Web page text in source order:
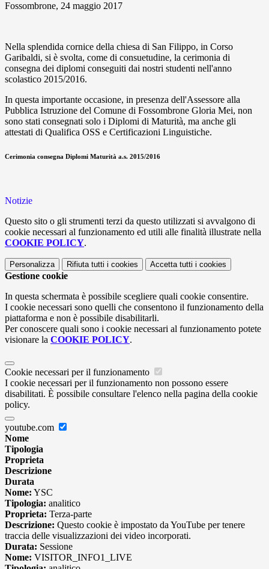
Fossombrone, 24 maggio 2017
Nella splendida cornice della chiesa di San Filippo, in Corso
Garibaldi, si è svolta, come di consuetudine, la cerimonia di
consegna dei diplomi conseguiti dai nostri studenti nell'anno
scolastico 2015/2016.
In questa importante occasione, in presenza dell'Assessore alla
Pubblica Istruzione del Comune di Fossombrone Gloria Mei, non
sono stati consegnati solo i Diplomi di Maturità, ma anche gli
attestati di Qualifica OSS e Certificazioni Linguistiche.
Cerimonia consegna Diplomi Maturità a.s. 2015/2016
Notizie
Questo sito o gli strumenti terzi da questo utilizzati si avvalgono di
cookie necessari al funzionamento ed utili alle finalità illustrate nella
COOKIE POLICY.
Personalizza Rifiuta tutti i cookies Accetta tutti i cookies
Gestione cookie
In questa schermata è possibile scegliere quali cookie consentire.
I cookie necessari sono quelli che consentono il funzionamento della
piattaforma e non è possibile disabilitarli.
Per conoscere quali sono i cookie necessari al funzionamento potete
visionare la COOKIE POLICY.
Cookie necessari per il funzionamento
I cookie necessari per il funzionamento non possono essere
disabilitati. È possibile consultare l'elenco nella pagina della cookie
policy.
youtube.com
Nome
Tipologia
Proprieta
Descrizione
Durata
Nome: YSC
Tipologia: analitico
Proprieta: Terza-parte
Descrizione: Questo cookie è impostato da YouTube per tenere
traccia delle visualizzazioni dei video incorporati.
Durata: Sessione
Nome: VISITOR_INFO1_LIVE